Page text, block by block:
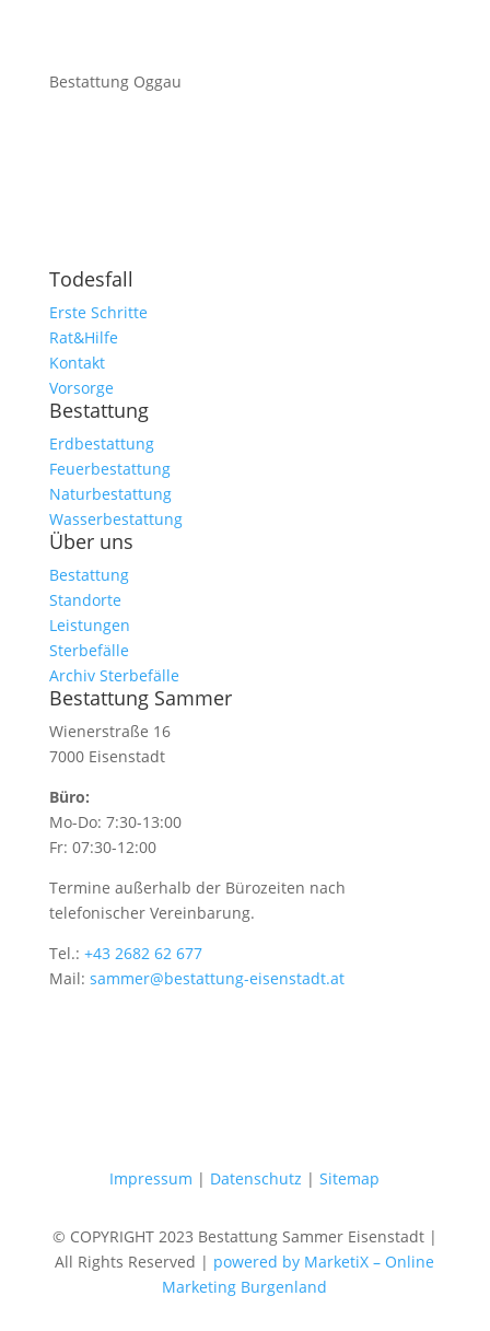
Bestattung Oggau
Todesfall
Erste Schritte
Rat&Hilfe
Kontakt
Vorsorge
Bestattung
Erdbestattung
Feuerbestattung
Naturbestattung
Wasserbestattung
Über uns
Bestattung
Standorte
Leistungen
Sterbefälle
Archiv Sterbefälle
Bestattung Sammer
Wienerstraße 16
7000 Eisenstadt
Büro:
Mo-Do: 7:30-13:00
Fr: 07:30-12:00
Termine außerhalb der Bürozeiten nach
telefonischer Vereinbarung.
Tel.: +43 2682 62 677
Mail: sammer@bestattung-eisenstadt.at
Impressum | Datenschutz |Sitemap
© COPYRIGHT 2023 Bestattung Sammer Eisenstadt |
All Rights Reserved | powered by MarketiX – Online
Marketing Burgenland